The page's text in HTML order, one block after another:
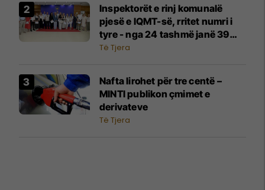
Inspektorët e rinj komunalë
pjesë e IQMT-së, rritet numri i
tyre - nga 24 tashmë janë 39
inspektorë
Të Tjera
Nafta lirohet për tre centë –
MINTI publikon çmimet e
derivateve
Të Tjera